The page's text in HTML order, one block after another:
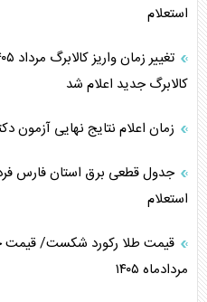
استعلام
کالابرگ جدید اعلام شد
زمان اعلام نتایج نهایی آزمون دکتری
استعلام
مردادماه ۱۴۰۵